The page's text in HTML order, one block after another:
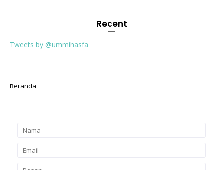
Recent
Tweets by @ummihasfa
Beranda